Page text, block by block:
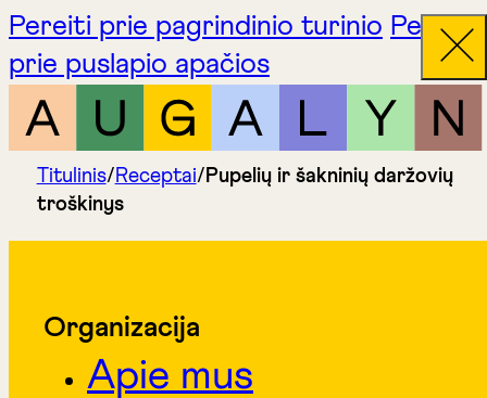
Pereiti prie pagrindinio turinio Pereiti
prie puslapio apačios
Titulinis/Receptai/ Pupelių ir šakninių daržovių
troškinys
Organizacija
Apie mus